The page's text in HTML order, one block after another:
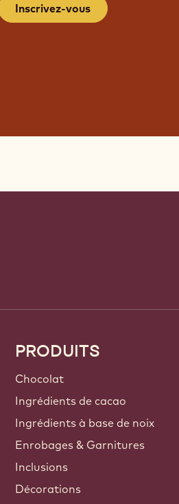
Inscrivez-vous
PRODUITS
Chocolat
Ingrédients de cacao
Ingrédients à base de noix
Enrobages & Garnitures
Inclusions
Décorations